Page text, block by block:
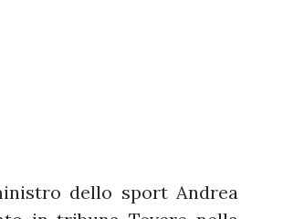
dello sport Andrea